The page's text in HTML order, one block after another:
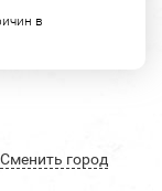
в
Cменить город